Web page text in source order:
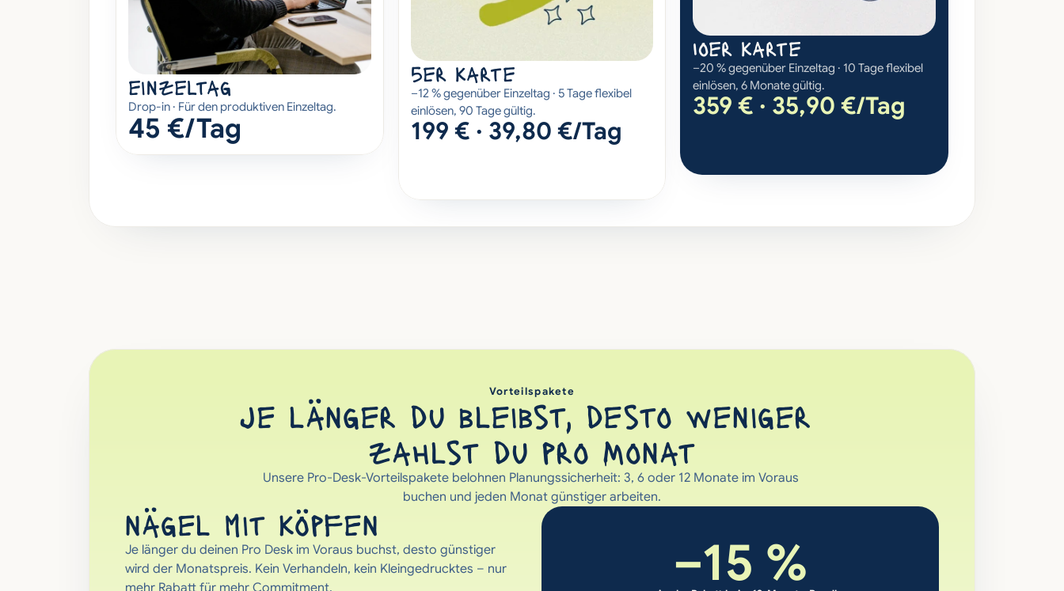
einzeltag
Drop-in · Für den produktiven Einzeltag.
45 €/Tag
5er karte
–12 % gegenüber Einzeltag · 5 Tage flexibel
einlösen, 90 Tage gültig.
199 € · 39,80 €/Tag
1oer karte
–20 % gegenüber Einzeltag · 10 Tage flexibel
einlösen, 6 Monate gültig.
359 € · 35,90 €/Tag
Vorteilspakete
je länger du bleibst, desto weniger
zahlst du pro Monat
Unsere Pro-Desk-Vorteilspakete belohnen Planungssicherheit: 3, 6 oder 12 Monate im Voraus
buchen und jeden Monat günstiger arbeiten.
nägel mit köpfen
Je länger du deinen Pro Desk im Voraus buchst, desto günstiger
wird der Monatspreis. Kein Verhandeln, kein Kleingedrucktes – nur
mehr Rabatt für mehr Commitment.
–15 %